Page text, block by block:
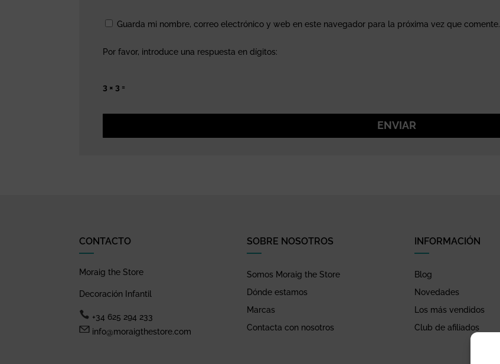
Guarda mi nombre, correo electrónico y web en este navegador para la próxima vez que comente.
Por favor, introduce una respuesta en dígitos:
3 × 3 =
ENVIAR
CONTACTO
Moraig the Store
Decoración Infantil
+34 625 294 233
info@moraigthestore.com
SOBRE NOSOTROS
Somos Moraig the Store
Dónde estamos
Marcas
Contacta con nosotros
INFORMACIÓN
Blog
Novedades
Los más vendidos
Club de afiliados